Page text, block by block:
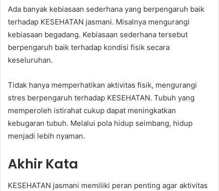
Ada banyak kebiasaan sederhana yang berpengaruh baik
terhadap KESEHATAN jasmani. Misalnya mengurangi
kebiasaan begadang. Kebiasaan sederhana tersebut
berpengaruh baik terhadap kondisi fisik secara
keseluruhan.
Tidak hanya memperhatikan aktivitas fisik, mengurangi
stres berpengaruh terhadap KESEHATAN. Tubuh yang
memperoleh istirahat cukup dapat meningkatkan
kebugaran tubuh. Melalui pola hidup seimbang, hidup
menjadi lebih nyaman.
Akhir Kata
KESEHATAN jasmani memiliki peran penting agar aktivitas